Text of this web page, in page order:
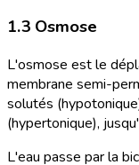
1.3 Osmose
L'osmose est le
membrane semi-
solutés
(hypertonique),
L'eau passe par la